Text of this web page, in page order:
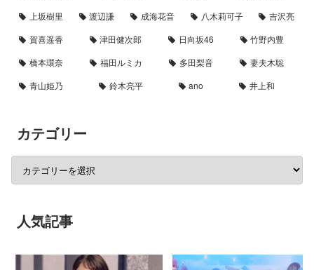
上坂樹里
渡辺謙 成海花音 八木莉可子
吉沢亮
賀喜遥香
津田健次郎 日向坂46
竹野内豊
橋本環奈
福田ルミカ 多田梨音
妻夫木聡
青山姫乃
鈴木亮平 ano 井上和
カテゴリー
人気記事